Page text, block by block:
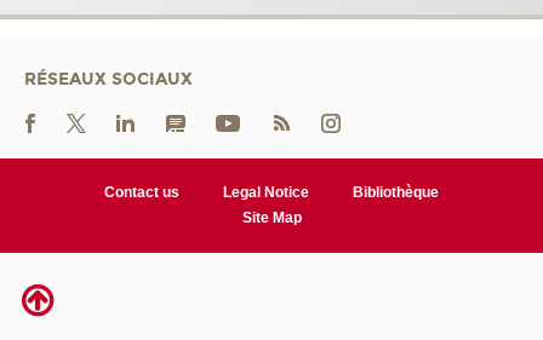
RÉSEAUX SOCIAUX
Contact us Legal Notice
Bibliothèque
Site Map